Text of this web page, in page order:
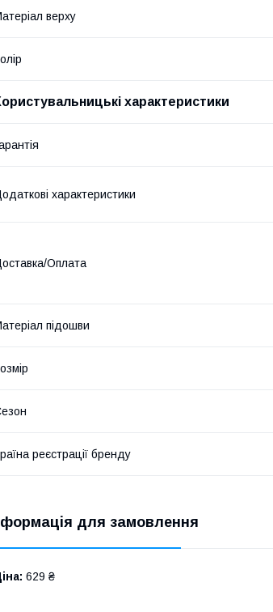
верху
характеристики
характеристики
Оплата
підошви
реєстрації бренду
для замовлення
629 ₴